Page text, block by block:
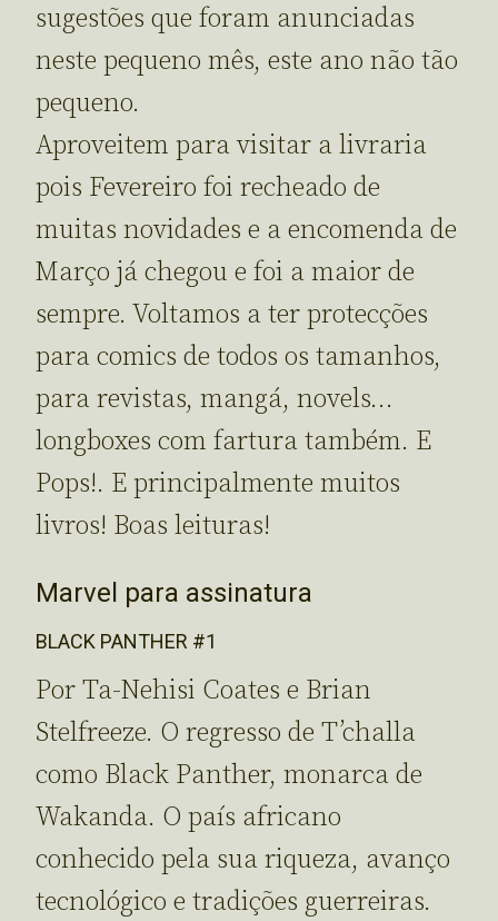
sugestões que foram anunciadas
neste pequeno mês, este ano não tão
pequeno.
Aproveitem para visitar a livraria
pois Fevereiro foi recheado de
muitas novidades e a encomenda de
Março já chegou e foi a maior de
sempre. Voltamos a ter protecções
para comics de todos os tamanhos,
para revistas, mangá, novels…
longboxes com fartura também. E
Pops!. E principalmente muitos
livros! Boas leituras!
Marvel para assinatura
BLACK PANTHER #1
Por Ta-Nehisi Coates e Brian
Stelfreeze. O regresso de T’challa
como Black Panther, monarca de
Wakanda. O país africano
conhecido pela sua riqueza, avanço
tecnológico e tradições guerreiras.